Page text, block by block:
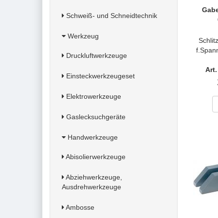
Schweiß- und Schneidtechnik
Werkzeug
Druckluftwerkzeuge
Einsteckwerkzeugeset
Elektrowerkzeuge
Gaslecksuchgeräte
Handwerkzeuge
Abisolierwerkzeuge
Abziehwerkzeuge,
Ausdrehwerkzeuge
Ambosse
Art.